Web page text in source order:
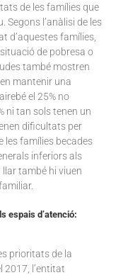
de les famílies que
Segons l’anàlisi de les
d’aquestes famílies,
de pobresa o
també mostren
mantenir una
el 25% no
ni tan sols tenen un
dificultats per
les famílies becades
inferiors als
llar també hi viuen
espais d’atenció:
prioritats de la
2017, l’entitat